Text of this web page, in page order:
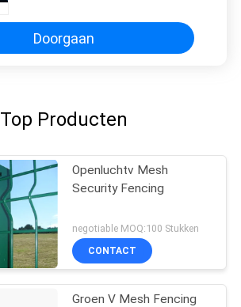
Doorgaan
Top Producten
Openluchtv Mesh
Security Fencing
negotiable MOQ:100 Stukken
CONTACT
Groen V Mesh Fencing